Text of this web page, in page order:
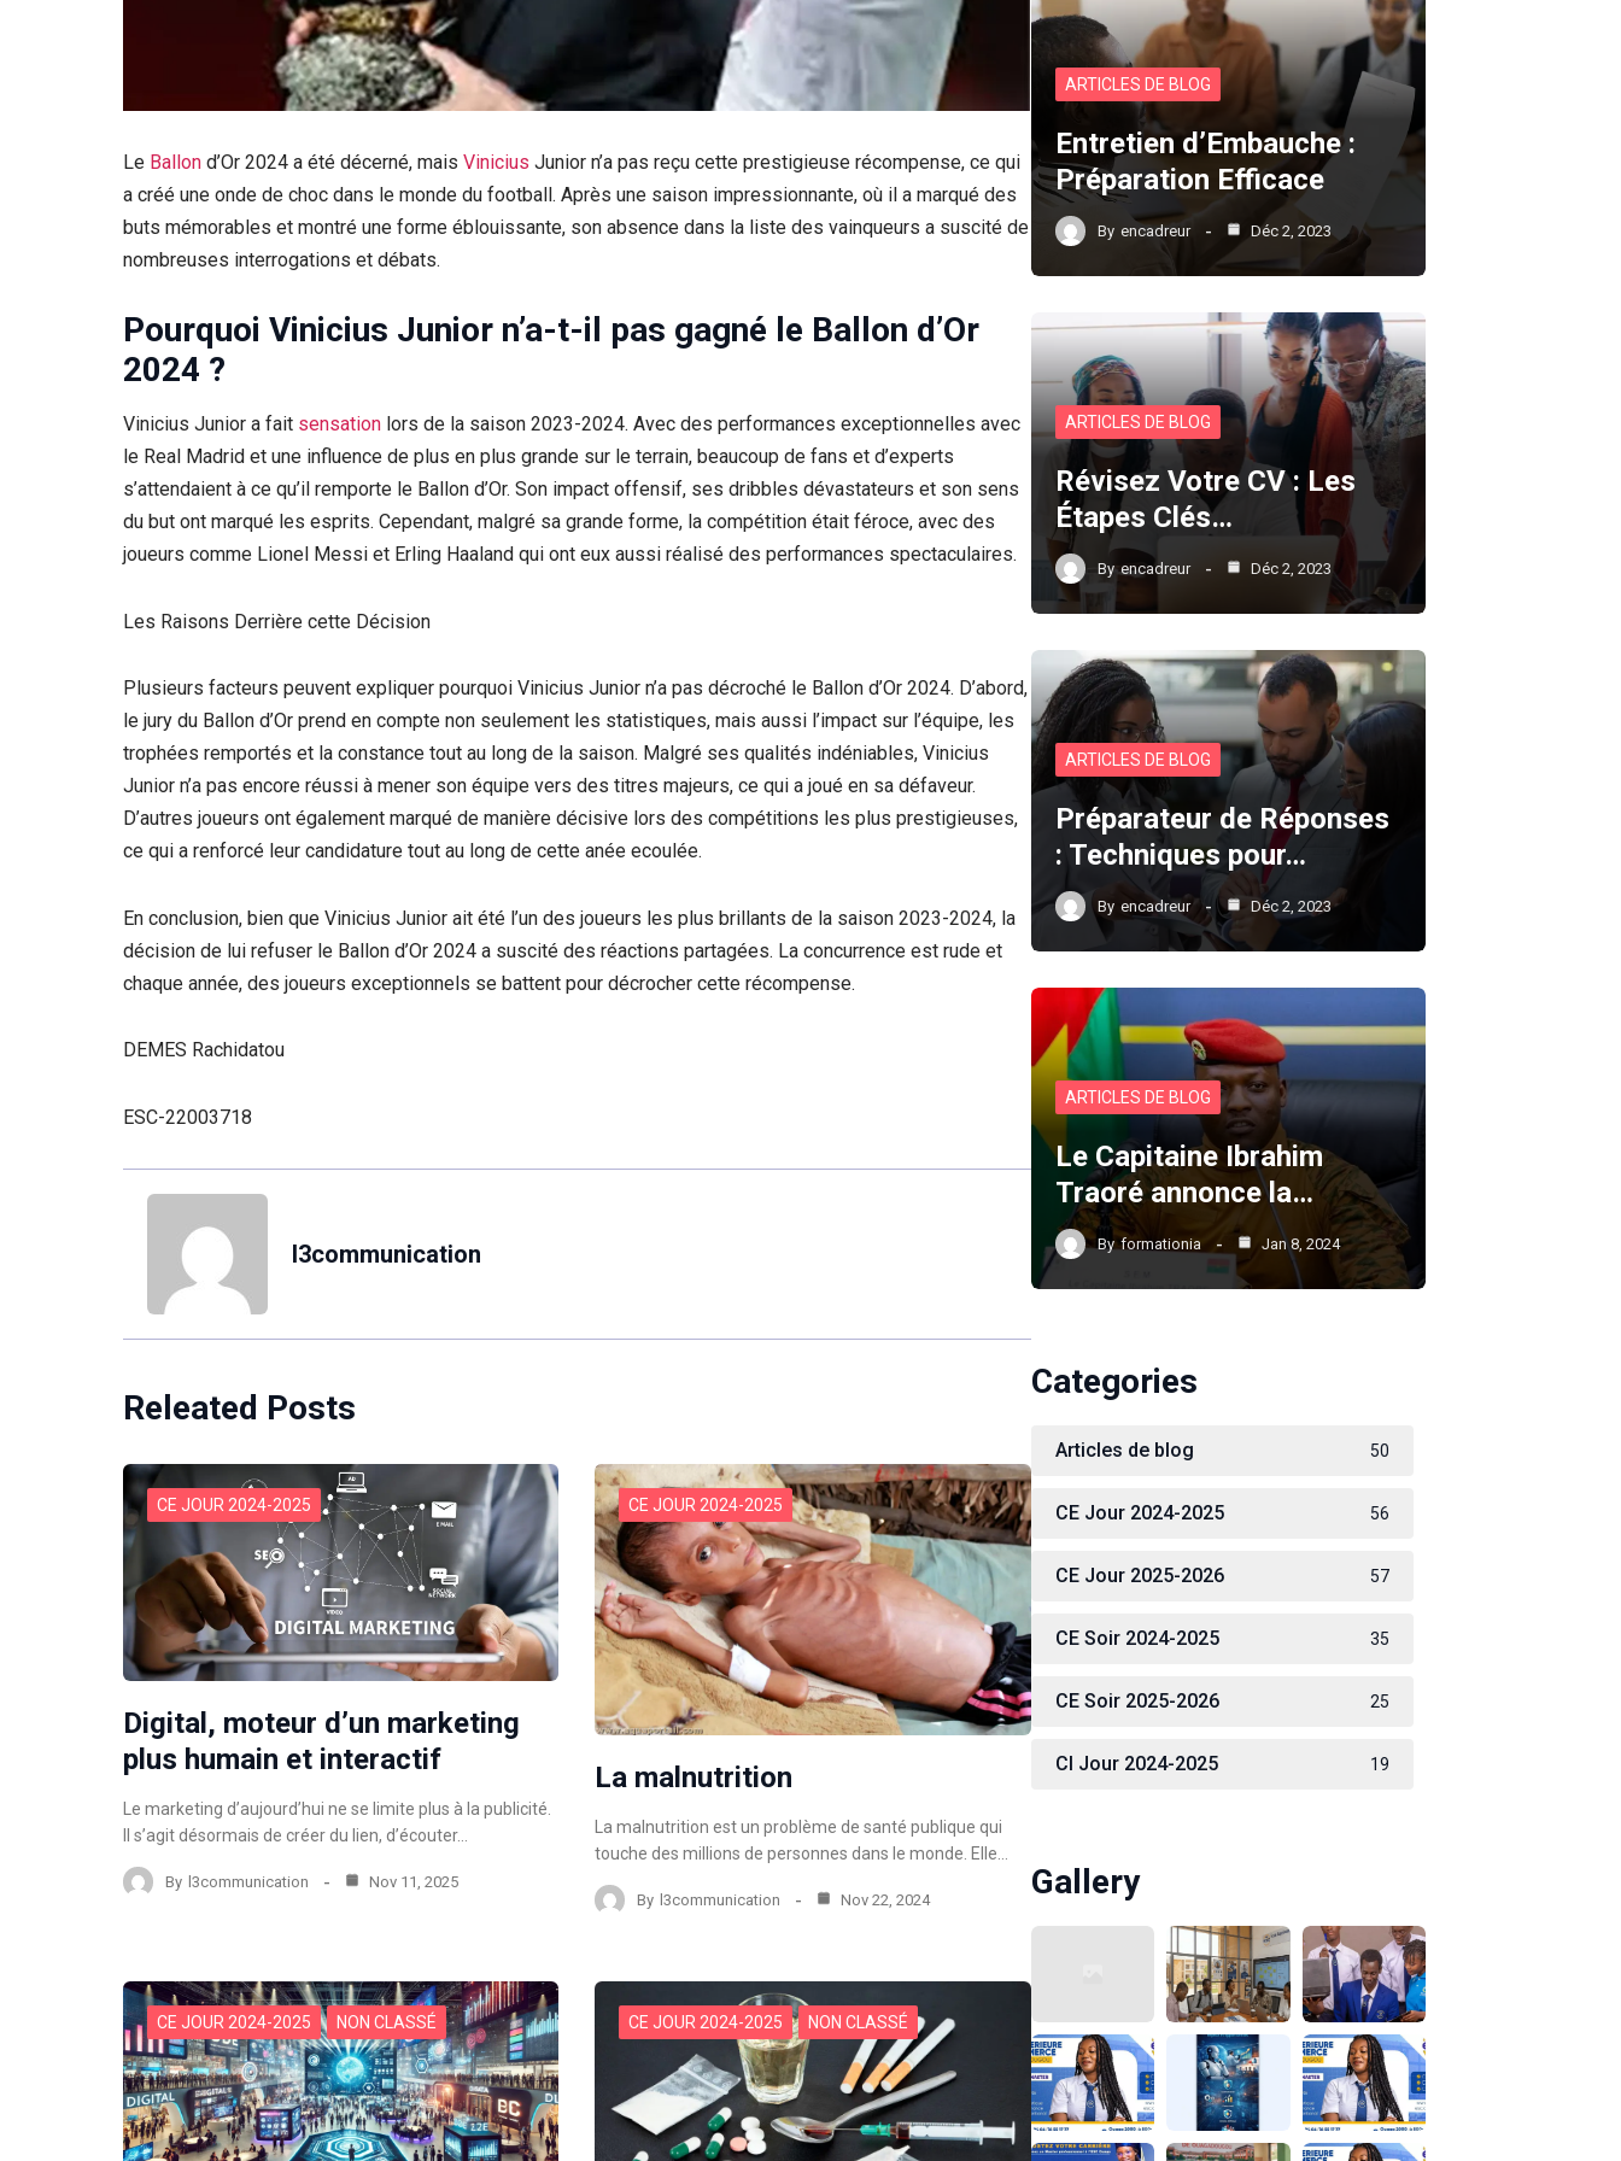
Le Ballon d’Or 2024 a été décerné, mais Vinicius Junior n’a pas reçu cette prestigieuse récompense, ce qui
a créé une onde de choc dans le monde du football. Après une saison impressionnante, où il a marqué des
buts mémorables et montré une forme éblouissante, son absence dans la liste des vainqueurs a suscité de
nombreuses interrogations et débats.
Pourquoi Vinicius Junior n’a-t-il pas gagné le Ballon d’Or
2024 ?
Vinicius Junior a fait sensation lors de la saison 2023-2024. Avec des performances exceptionnelles avec
le Real Madrid et une influence de plus en plus grande sur le terrain, beaucoup de fans et d’experts
s’attendaient à ce qu’il remporte le Ballon d’Or. Son impact offensif, ses dribbles dévastateurs et son sens
du but ont marqué les esprits. Cependant, malgré sa grande forme, la compétition était féroce, avec des
joueurs comme Lionel Messi et Erling Haaland qui ont eux aussi réalisé des performances spectaculaires.
Les Raisons Derrière cette Décision
Plusieurs facteurs peuvent expliquer pourquoi Vinicius Junior n’a pas décroché le Ballon d’Or 2024. D’abord,
le jury du Ballon d’Or prend en compte non seulement les statistiques, mais aussi l’impact sur l’équipe, les
trophées remportés et la constance tout au long de la saison. Malgré ses qualités indéniables, Vinicius
Junior n’a pas encore réussi à mener son équipe vers des titres majeurs, ce qui a joué en sa défaveur.
D’autres joueurs ont également marqué de manière décisive lors des compétitions les plus prestigieuses,
ce qui a renforcé leur candidature tout au long de cette anée ecoulée.
En conclusion, bien que Vinicius Junior ait été l’un des joueurs les plus brillants de la saison 2023-2024, la
décision de lui refuser le Ballon d’Or 2024 a suscité des réactions partagées. La concurrence est rude et
chaque année, des joueurs exceptionnels se battent pour décrocher cette récompense.
DEMES Rachidatou
ESC-22003718
l3communication
Releated Posts
CE JOUR 2024-2025
Digital, moteur d’un marketing
plus humain et interactif
Le marketing d’aujourd’hui ne se limite plus à la publicité.
Il s’agit désormais de créer du lien, d’écouter…
By l3communication Nov 11, 2025
CE JOUR 2024-2025
La malnutrition
La malnutrition est un problème de santé publique qui
touche des millions de personnes dans le monde. Elle…
By l3communication Nov 22, 2024
CE JOUR 2024-2025 NON CLASSÉ CE JOUR 2024-2025 NON CLASSÉ
ARTICLES DE BLOG
Entretien d’Embauche :
Préparation Efficace
By encadreur Déc 2, 2023
ARTICLES DE BLOG
Révisez Votre CV : Les
Étapes Clés…
By encadreur Déc 2, 2023
ARTICLES DE BLOG
Préparateur de Réponses
: Techniques pour…
By encadreur Déc 2, 2023
ARTICLES DE BLOG
Le Capitaine Ibrahim
Traoré annonce la…
By formationia Jan 8, 2024
Categories
Articles de blog 50
CE Jour 2024-2025 56
CE Jour 2025-2026 57
CE Soir 2024-2025 35
CE Soir 2025-2026 25
CI Jour 2024-2025 19
Gallery